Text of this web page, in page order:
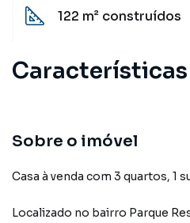
122 m² construídos
Sobre o imóvel
Casa à venda com 3 quartos, 1
Localizado no bairro Parque